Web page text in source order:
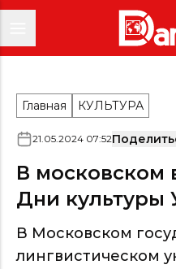
Главная КУЛЬТУРА
21.05.2024 07:52
В московском
Дни культуры
В Московском
лингвистическом